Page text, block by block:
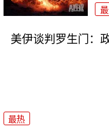
美伊谈判罗生门：
最热